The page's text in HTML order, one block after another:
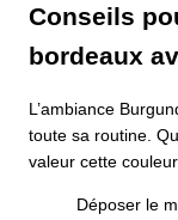
Conseils
bordeaux
L’ambiance
toute sa routine.
valeur cette
Déposer le